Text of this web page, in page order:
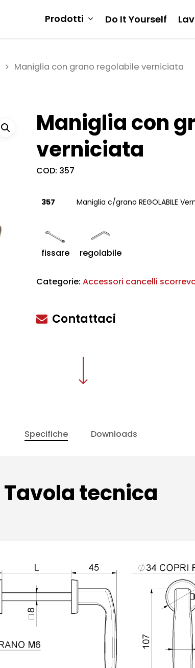
Prodotti Do It Yourself
Maniglia con grano regolabile verniciata
Maniglia con
verniciata
COD: 357
357 Maniglia c/grano REGOLABILE
fissare regolabile
Categorie: Accessori cancelli
Contattaci
Specifiche Downloads
Tavola tecnica